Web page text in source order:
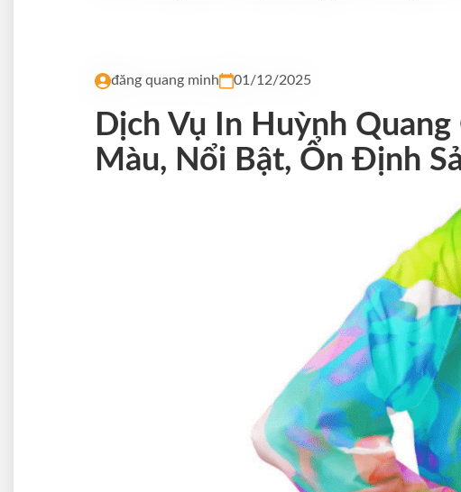
đăng quang minh 01/12/2025
Dịch Vụ In Huỳnh
Màu, Nổi Bật, Ổn Định